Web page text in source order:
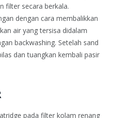
filter secara berkala.
dengan cara membalikkan
air yang tersisa didalam
backwashing. Setelah sand
dan tuangkan kembali pasir
pada filter kolam renang